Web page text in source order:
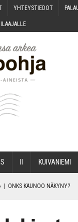
YHTEYS­TIE­DOT
KUI­VA­NIE­MI
| ONKS KAU­NOO NÄKYNY?
VOI